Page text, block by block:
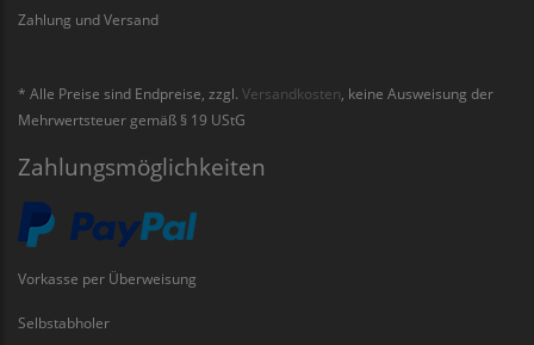
Zahlung und Versand
* Alle Preise sind Endpreise, zzgl. Versandkosten , keine Ausweisung der
Mehrwertsteuer gemäß § 19 UStG
Zahlungsmöglichkeiten
Vorkasse per Überweisung
Selbstabholer